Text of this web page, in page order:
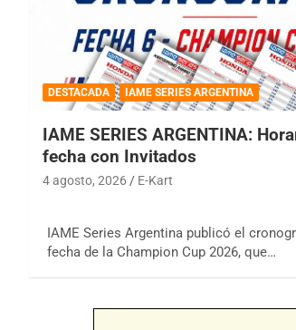
DESTACADA IAME SERIES ARGENTINA
IAME SERIES ARGENTINA:
fecha con Invitados
4 agosto, 2026 E-Kart
IAME Series Argentina publicó el
fecha de la Champion Cup 2026, que…